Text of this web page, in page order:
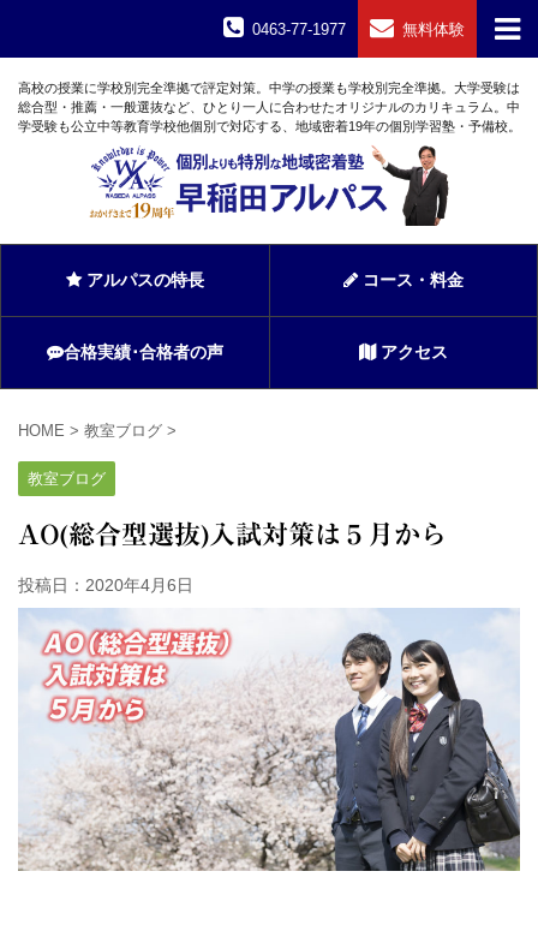
無料体験
0463-77-1977
高校の授業に学校別完全準拠で評定対策。中学の授業も学校別完全準拠。大学受験は
総合型・推薦・一般選抜など、ひとり一人に合わせたオリジナルのカリキュラム。中
学受験も公立中等教育学校他個別で対応する、地域密着19年の個別学習塾・予備校。
アルパスの特長 コース・料金
合格実績･合格者の声 アクセス
HOME > 教室ブログ >
教室ブログ
AO(総合型選抜)入試対策は５月から
投稿日： 2020年4月6日